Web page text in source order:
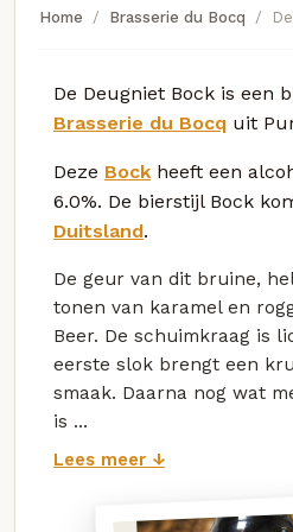
Home Brasserie du Bocq
De Deugniet Bock is een
Brasserie du Bocq uit
Deze Bock heeft een
6.0%. De bierstijl Bock
Duitsland.
De geur van dit bruine,
tonen van karamel en
Beer. De schuimkraag is
eerste slok brengt een
smaak. Daarna nog wat
is ...
Lees meer ↓